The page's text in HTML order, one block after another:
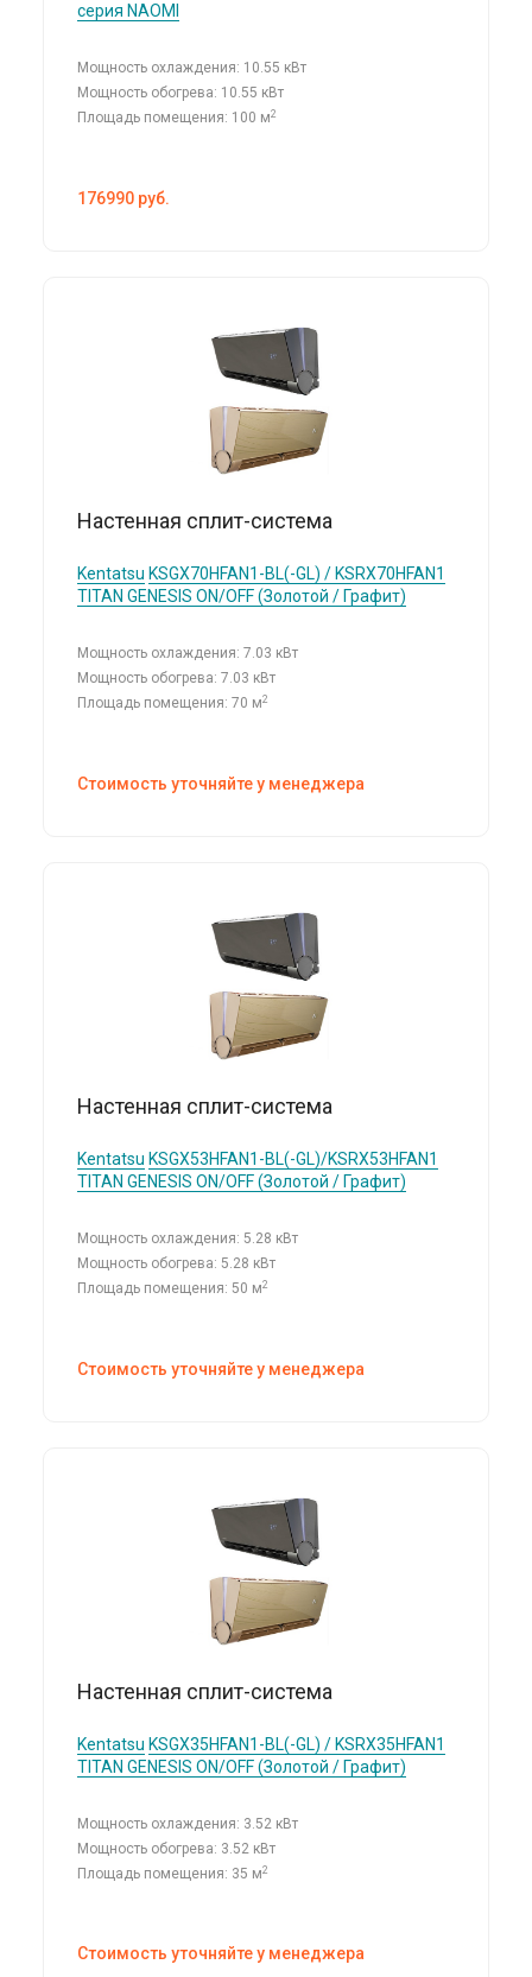
серия NAOMI
Мощность охлаждения: 10.55 кВт
Мощность обогрева: 10.55 кВт
Площадь помещения: 100 м2
176990руб.
Настенная сплит-система
Kentatsu KSGX70HFAN1-BL(-GL) / KSRX70HFAN1
TITAN GENESIS ON/OFF (Золотой / Графит)
Мощность охлаждения: 7.03 кВт
Мощность обогрева: 7.03 кВт
Площадь помещения: 70 м2
Стоимость уточняйте у менеджера
Настенная сплит-система
Kentatsu KSGX53HFAN1-BL(-GL)/KSRX53HFAN1
TITAN GENESIS ON/OFF (Золотой / Графит)
Мощность охлаждения: 5.28 кВт
Мощность обогрева: 5.28 кВт
Площадь помещения: 50 м2
Стоимость уточняйте у менеджера
Настенная сплит-система
Kentatsu KSGX35HFAN1-BL(-GL) / KSRX35HFAN1
TITAN GENESIS ON/OFF (Золотой / Графит)
Мощность охлаждения: 3.52 кВт
Мощность обогрева: 3.52 кВт
Площадь помещения: 35 м2
Стоимость уточняйте у менеджера